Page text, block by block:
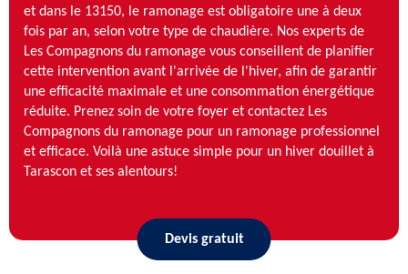
et dans le 13150, le ramonage est obligatoire une à deux
fois par an, selon votre type de chaudière. Nos experts de
Les Compagnons du ramonage vous conseillent de planifier
cette intervention avant l'arrivée de l'hiver, afin de garantir
une efficacité maximale et une consommation énergétique
réduite. Prenez soin de votre foyer et contactez Les
Compagnons du ramonage pour un ramonage professionnel
et efficace. Voilà une astuce simple pour un hiver douillet à
Tarascon et ses alentours!
Devis gratuit